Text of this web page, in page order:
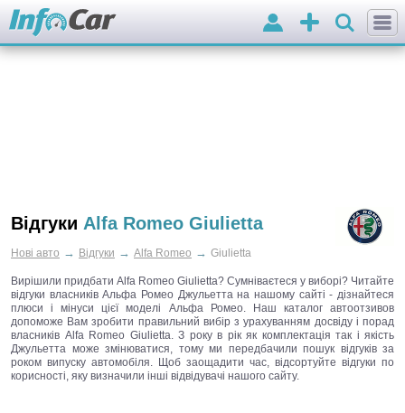
Додати
оголошення
Вхід
Відгуки Alfa Romeo Giulietta
Нові авто → Відгуки → Alfa Romeo → Giulietta
Вирішили придбати Alfa Romeo Giulietta? Сумніваєтеся у виборі? Читайте
відгуки власників Альфа Ромео Джульетта на нашому сайті - дізнайтеся
плюси і мінуси цієї моделі Альфа Ромео. Наш каталог автоотзивов
допоможе Вам зробити правильний вибір з урахуванням досвіду і порад
власників Alfa Romeo Giulietta. З року в рік як комплектація так і якість
Джульетта може змінюватися, тому ми передбачили пошук відгуків за
роком випуску автомобіля. Щоб заощадити час, відсортуйте відгуки по
корисності, яку визначили інші відвідувачі нашого сайту.